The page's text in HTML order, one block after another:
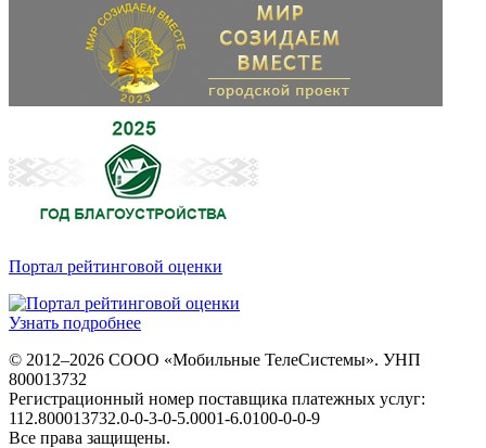
Портал рейтинговой оценки
Узнать подробнее
© 2012–2026 СООО «Мобильные ТелеСистемы». УНП
800013732
Регистрационный номер поставщика платежных услуг:
112.800013732.0-0-3-0-5.0001-6.0100-0-0-9
Все права защищены.